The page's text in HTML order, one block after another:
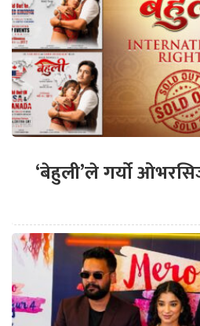
‘बेहुली’ले गर्यो